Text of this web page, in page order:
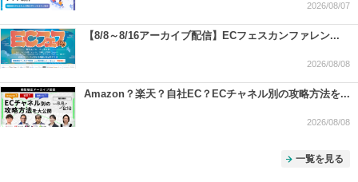
2026/08/07
【8/8～8/16アーカイブ配信】ECフェスカンファレン...
2026/08/08
Amazon？楽天？自社EC？ECチャネル別の攻略方法を...
2026/08/08
一覧を見る